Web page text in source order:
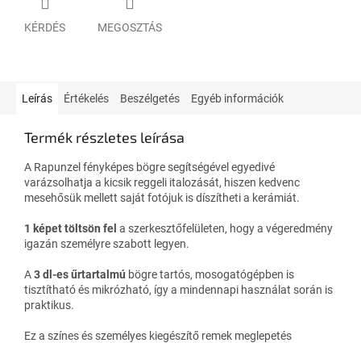
KÉRDÉS MEGOSZTÁS
Leírás Értékelés Beszélgetés Egyéb információk
Termék részletes leírása
A Rapunzel fényképes bögre segítségével egyedivé
varázsolhatja a kicsik reggeli italozását, hiszen kedvenc
mesehősük mellett saját fotójuk is díszítheti a kerámiát.
1 képet töltsön fel a szerkesztőfelületen, hogy a végeredmény
igazán személyre szabott legyen.
A3 dl-es űrtartalmú bögre tartós, mosogatógépben is
tisztítható és mikrózható, így a mindennapi használat során is
praktikus.
Ez a színes és személyes kiegészítő remek meglepetés